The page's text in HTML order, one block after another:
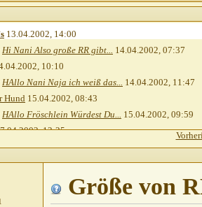
13.04.2002, 14:00
Hi Nani Also große RR gibt... 14.04.2002, 07:37
10:10
HAllo Nani Naja ich weiß das... 14.04.2002, 11:47
Hund 15.04.2002, 08:43
HAllo Fröschlein Würdest Du... 15.04.2002, 09:59
13:25
Hi Nani Das Thema war schon...17.04.2002,13:41
groß wie klein17.04.2002,14:47
17.04.2002,15:00
18.04.2002,19:55
Größe von